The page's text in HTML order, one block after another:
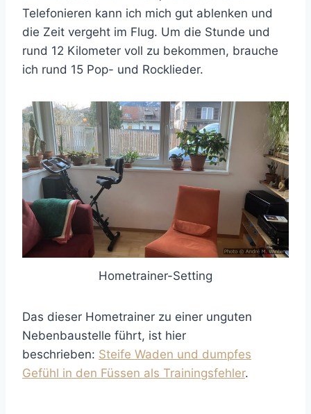
Telefonieren kann ich mich gut ablenken und
die Zeit vergeht im Flug. Um die Stunde und
rund 12 Kilometer voll zu bekommen, brauche
ich rund 15 Pop- und Rocklieder.
Hometrainer-Setting
Das dieser Hometrainer zu einer unguten
Nebenbaustelle führt, ist hier
beschrieben: Steife Waden und dumpfes
Gefühl in den Füssen als Trainingsfehler.